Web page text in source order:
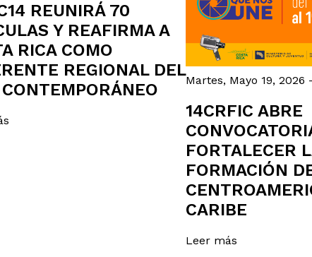
REUNIRÁ 70
Y REAFIRMA A
RICA COMO
REGIONAL DEL
Martes, Mayo 19, 2026
14CRFIC ABRE
FORTALECER
FORMACIÓN
CARIBE
Leer más